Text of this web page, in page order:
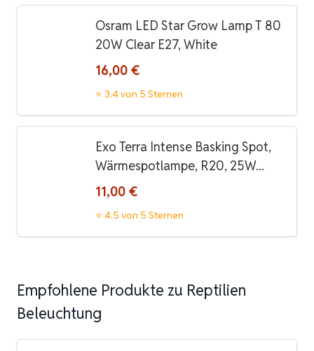
Osram LED Star Grow Lamp T 80
20W Clear E27, White
16,00 €
⭐ 3.4 von 5 Sternen
Exo Terra Intense Basking Spot,
Wärmespotlampe, R20, 25W...
11,00 €
⭐ 4.5 von 5 Sternen
Empfohlene Produkte zu Reptilien
Beleuchtung